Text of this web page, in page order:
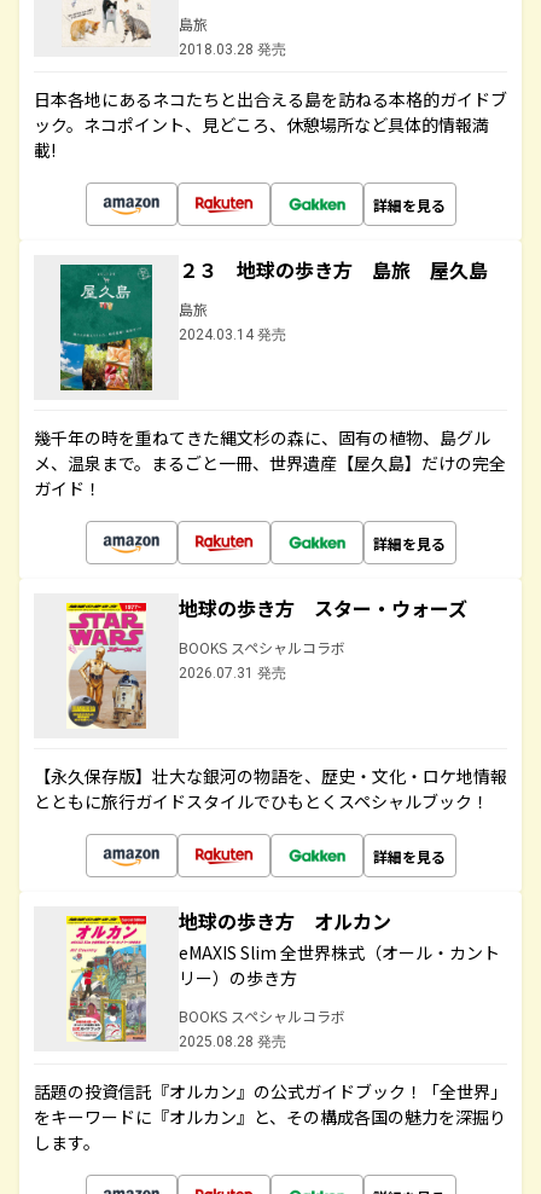
島旅
2018.03.28 発売
日本各地にあるネコたちと出合える島を訪ねる本格的ガイドブ
ック。ネコポイント、見どころ、休憩場所など具体的情報満
載!
詳細を見る
２３ 地球の歩き方 島旅 屋久島
島旅
2024.03.14 発売
幾千年の時を重ねてきた縄文杉の森に、固有の植物、島グル
メ、温泉まで。まるごと一冊、世界遺産【屋久島】だけの完全
ガイド！
詳細を見る
地球の歩き方 スター・ウォーズ
BOOKS スペシャルコラボ
2026.07.31 発売
【永久保存版】壮大な銀河の物語を、歴史・文化・ロケ地情報
とともに旅行ガイドスタイルでひもとくスペシャルブック！
詳細を見る
地球の歩き方 オルカン
eMAXIS Slim 全世界株式（オール・カント
リー）の歩き方
BOOKS スペシャルコラボ
2025.08.28 発売
話題の投資信託『オルカン』の公式ガイドブック！「全世界」
をキーワードに『オルカン』と、その構成各国の魅力を深掘り
します。